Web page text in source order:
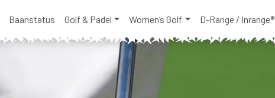
Baanstatus Golf & Padel Women’s Golf D-Range / Inrange®